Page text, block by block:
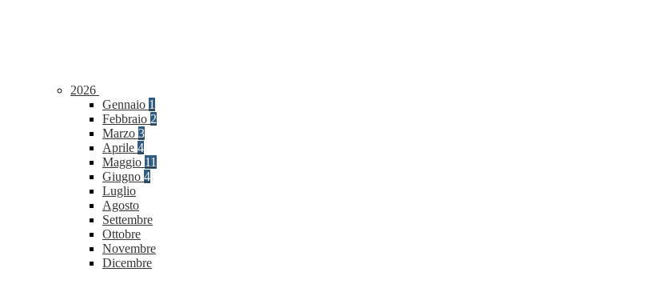
2026
Gennaio 1
Febbraio 2
Marzo 3
Aprile 4
Maggio 11
Giugno 4
Luglio
Agosto
Settembre
Ottobre
Novembre
Dicembre